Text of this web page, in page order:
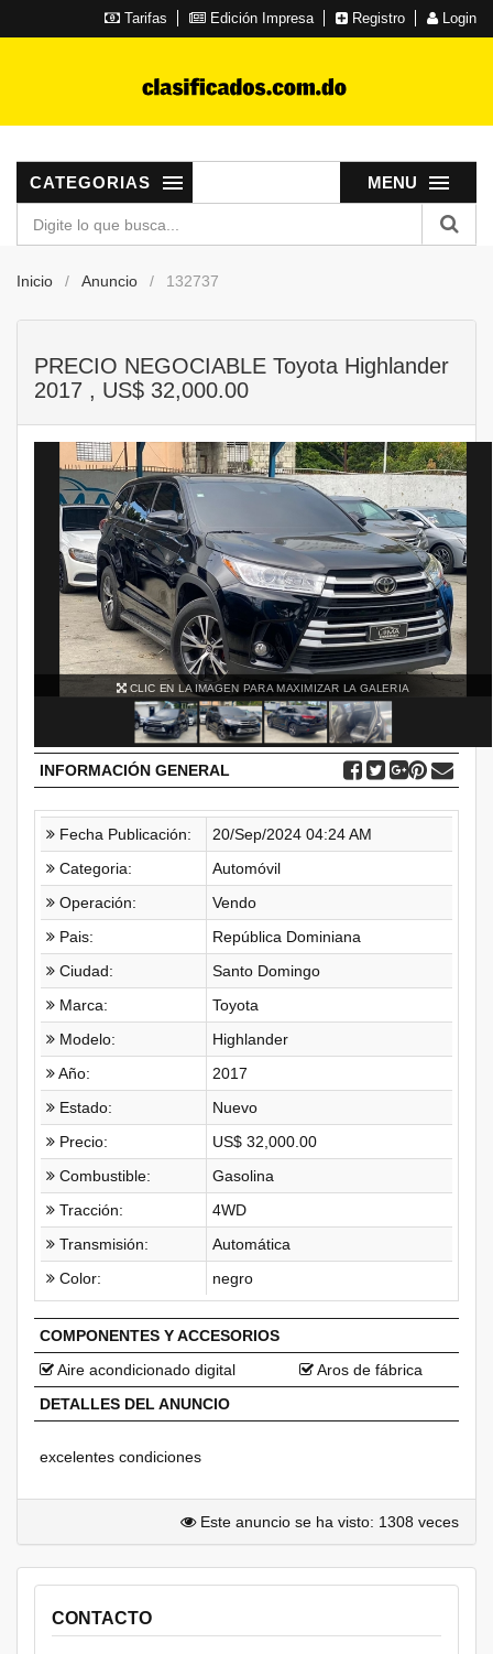
Tarifas Edición Impresa Registro Login
MENU
CATEGORIAS
Inicio Anuncio 132737
PRECIO NEGOCIABLE Toyota Highlander
2017 , US$ 32,000.00
CLIC EN LA IMAGEN PARA MAXIMIZAR LA GALERIA
INFORMACIÓN GENERAL
Fecha Publicación:
20/Sep/2024 04:24 AM
Categoria:
Automóvil
Operación:
Vendo
Pais:
República Dominiana
Ciudad:
Santo Domingo
Marca:
Toyota
Modelo:
Highlander
Año:
2017
Estado:
Nuevo
Precio:
US$ 32,000.00
Combustible:
Gasolina
Tracción:
4WD
Transmisión:
Automática
Color:
negro
COMPONENTES Y ACCESORIOS
Aire acondicionado digital
Aros de fábrica
DETALLES DEL ANUNCIO
excelentes condiciones
Este anuncio se ha visto: 1308 veces
CONTACTO